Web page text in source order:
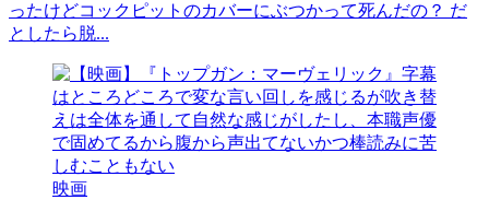
ったけどコックピットのカバーにぶつかって死んだの？ だ
としたら脱...
映画